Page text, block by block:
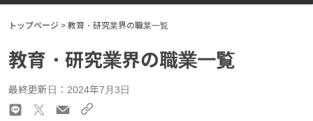
トップページ > 教育・研究業界の職業一覧
教育・研究業界の職業一覧
最終更新日：2024年7月3日